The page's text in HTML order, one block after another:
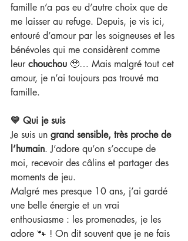
famille n’a pas eu d’autre choix que de
me laisser au refuge. Depuis, je vis ici,
entouré d’amour par les soigneuses et les
bénévoles qui me considèrent comme
leur chouchou 🥹… Mais malgré tout cet
amour, je n’ai toujours pas trouvé ma
famille.
💛 Qui je suis
Je suis un grand sensible, très proche de
l’humain. J’adore qu’on s’occupe de
moi, recevoir des câlins et partager des
moments de jeu.
Malgré mes presque 10 ans, j’ai gardé
une belle énergie et un vrai
enthousiasme : les promenades, je les
adore 🐾 ! On dit souvent que je ne fais